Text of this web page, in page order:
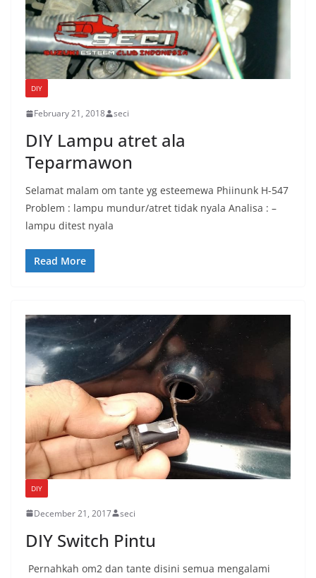
DIY
February 21, 2018 seci
DIY Lampu atret ala
Teparmawon
Selamat malam om tante yg esteemewa Phiinunk H-547
Problem : lampu mundur/atret tidak nyala Analisa : –
lampu ditest nyala
Read More
DIY
December 21, 2017 seci
DIY Switch Pintu
Pernahkah om2 dan tante disini semua mengalami